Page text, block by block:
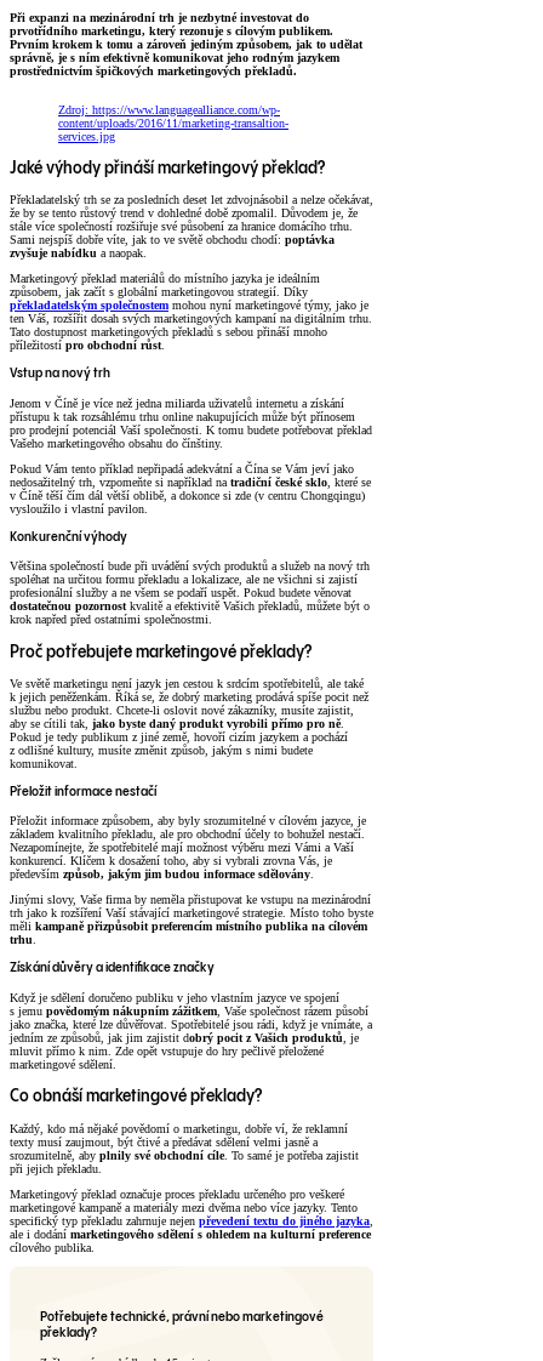
Při expanzi na mezinárodní trh je nezbytné investovat do
prvotřídního marketingu, který rezonuje s cílovým publikem.
Prvním krokem k tomu a zároveň jediným způsobem, jak to udělat
správně, je s ním efektivně komunikovat jeho rodným jazykem
prostřednictvím špičkových marketingových překladů.
Zdroj: https://www.languagealliance.com/wp-
content/uploads/2016/11/marketing-transaltion-
services.jpg
Jaké výhody přináší marketingový překlad?
Překladatelský trh se za posledních deset let zdvojnásobil a nelze očekávat,
že by se tento růstový trend v dohledné době zpomalil. Důvodem je, že
stále více společností rozšiřuje své působení za hranice domácího trhu.
Sami nejspíš dobře víte, jak to ve světě obchodu chodí: poptávka
zvyšuje nabídku a naopak.
Marketingový překlad materiálů do místního jazyka je ideálním
způsobem, jak začít s globální marketingovou strategií. Díky
překladatelským společnostem mohou nyní marketingové týmy, jako je
ten Váš, rozšířit dosah svých marketingových kampaní na digitálním trhu.
Tato dostupnost marketingových překladů s sebou přináší mnoho
příležitostí pro obchodní růst.
Vstup na nový trh
Jenom v Číně je více než jedna miliarda uživatelů internetu a získání
přístupu k tak rozsáhlému trhu online nakupujících může být přínosem
pro prodejní potenciál Vaší společnosti. K tomu budete potřebovat překlad
Vašeho marketingového obsahu do čínštiny.
Pokud Vám tento příklad nepřipadá adekvátní a Čína se Vám jeví jako
nedosažitelný trh, vzpomeňte si například na tradiční české sklo , které se
v Číně těší čím dál větší oblibě, a dokonce si zde (v centru Chongqingu)
vysloužilo i vlastní pavilon.
Konkurenční výhody
Většina společností bude při uvádění svých produktů a služeb na nový trh
spoléhat na určitou formu překladu a lokalizace, ale ne všichni si zajistí
profesionální služby a ne všem se podaří uspět. Pokud budete věnovat
dostatečnou pozornost kvalitě a efektivitě Vašich překladů, můžete být o
krok napřed před ostatními společnostmi.
Proč potřebujete marketingové překlady?
Ve světě marketingu není jazyk jen cestou k srdcím spotřebitelů, ale také
k jejich peněženkám. Říká se, že dobrý marketing prodává spíše pocit než
službu nebo produkt. Chcete-li oslovit nové zákazníky, musíte zajistit,
aby se cítili tak, jako byste daný produkt vyrobili přímo pro ně.
Pokud je tedy publikum z jiné země, hovoří cizím jazykem a pochází
z odlišné kultury, musíte změnit způsob, jakým s nimi budete
komunikovat.
Přeložit informace nestačí
Přeložit informace způsobem, aby byly srozumitelné v cílovém jazyce, je
základem kvalitního překladu, ale pro obchodní účely to bohužel nestačí.
Nezapomínejte, že spotřebitelé mají možnost výběru mezi Vámi a Vaší
konkurencí. Klíčem k dosažení toho, aby si vybrali zrovna Vás, je
především způsob, jakým jim budou informace sdělovány.
Jinými slovy, Vaše firma by neměla přistupovat ke vstupu na mezinárodní
trh jako k rozšíření Vaší stávající marketingové strategie. Místo toho byste
měli kampaně přizpůsobit preferencím místního publika na cílovém
trhu.
Získání důvěry a identifikace značky
Když je sdělení doručeno publiku v jeho vlastním jazyce ve spojení
s jemu povědomým nákupním zážitkem , Vaše společnost rázem působí
jako značka, které lze důvěřovat. Spotřebitelé jsou rádi, když je vnímáte, a
jedním ze způsobů, jak jim zajistit dobrý pocit z Vašich produktů , je
mluvit přímo k nim. Zde opět vstupuje do hry pečlivě přeložené
marketingové sdělení.
Co obnáší marketingové překlady?
Každý, kdo má nějaké povědomí o marketingu, dobře ví, že reklamní
texty musí zaujmout, být čtivé a předávat sdělení velmi jasně a
srozumitelně, aby plnily své obchodní cíle. To samé je potřeba zajistit
při jejich překladu.
Marketingový překlad označuje proces překladu určeného pro veškeré
marketingové kampaně a materiály mezi dvěma nebo více jazyky. Tento
specifický typ překladu zahrnuje nejen převedení textu do jiného jazyka
ale i dodání marketingového sdělení s ohledem na kulturní preference
cílového publika.
Potřebujete technické, právní nebo marketingové
překlady?